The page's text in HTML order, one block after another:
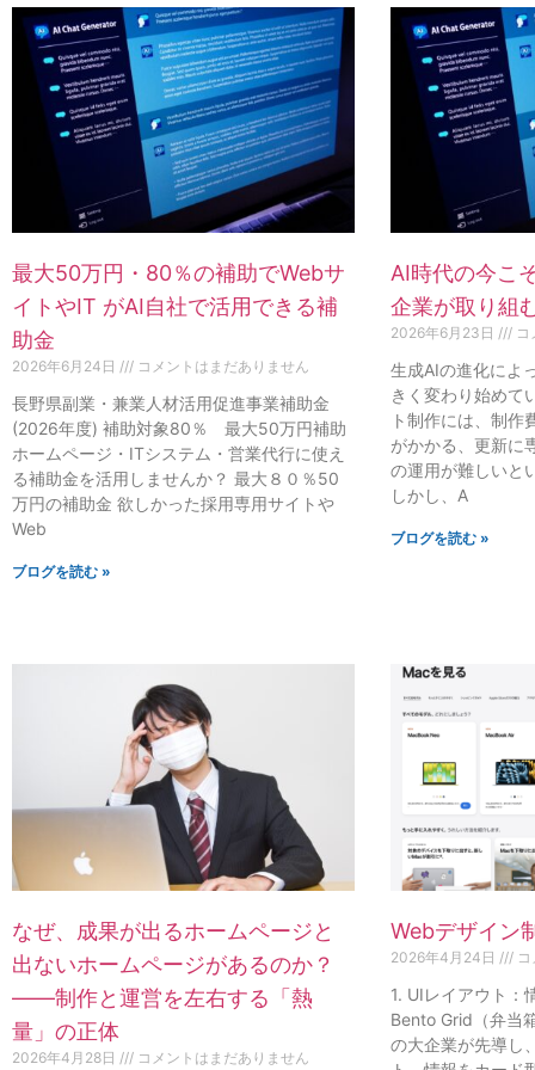
最大50万円・80％の補助でWebサ
イトやIT がAI自社で活用できる補
助金
2026年6月24日 コメントはまだありません
長野県副業・兼業人材活用促進事業補助金
(2026年度) 補助対象80％ 最大50万円補助
ホームページ・ITシステム・営業代行に使え
る補助金を活用しませんか？ 最大８０％50
万円の補助金 欲しかった採用専用サイトや
Web
ブログを読む »
AI時代の今こ
企業が取り組
2026年6月23日 コ
生成AIの進化によ
きく変わり始めて
ト制作には、制作
がかかる、更新に
の運用が難しいと
しかし、A
ブログを読む »
なぜ、成果が出るホームページと
出ないホームページがあるのか？
——制作と運営を左右する「熱
量」の正体
2026年4月28日 コメントはまだありません
Webデザイン
2026年4月24日 コ
1. UIレイアウト：
Bento Grid（弁当
の大企業が先導し